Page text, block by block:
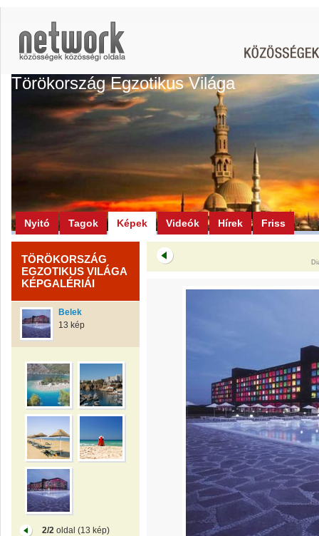
Törökország Egzotikus Világa
Nyitó Tagok Képek Videók Hírek Friss
TÖRÖKORSZÁG
EGZOTIKUS VILÁGA
KÉPGALÉRIÁI
Belek
13 kép
2/2oldal (13 kép)